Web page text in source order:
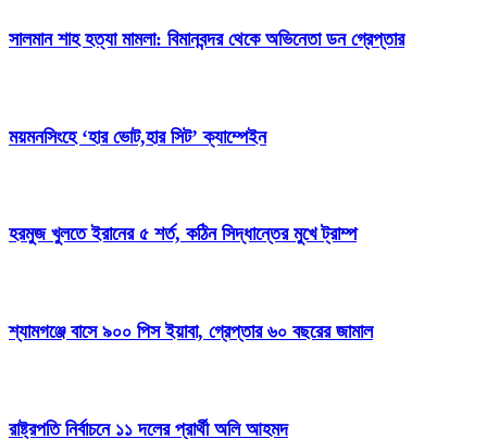
সালমান শাহ হত্যা মামলা: বিমানবন্দর থেকে অভিনেতা ডন গ্রেপ্তার
ময়মনসিংহে ‘হার ভোট,হার সিট’ ক্যাম্পেইন
হরমুজ খুলতে ইরানের ৫ শর্ত, কঠিন সিদ্ধান্তের মুখে ট্রাম্প
শ্যামগঞ্জে বাসে ৯০০ পিস ইয়াবা, গ্রেপ্তার ৬০ বছরের জামাল
রাষ্ট্রপতি নির্বাচনে ১১ দলের প্রার্থী অলি আহমদ